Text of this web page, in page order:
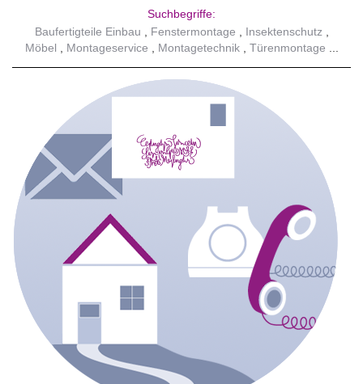
Suchbegriffe:
Baufertigteile Einbau
Fenstermontage
Insektenschutz
Möbel
Montageservice Montagetechnik Türenmontage